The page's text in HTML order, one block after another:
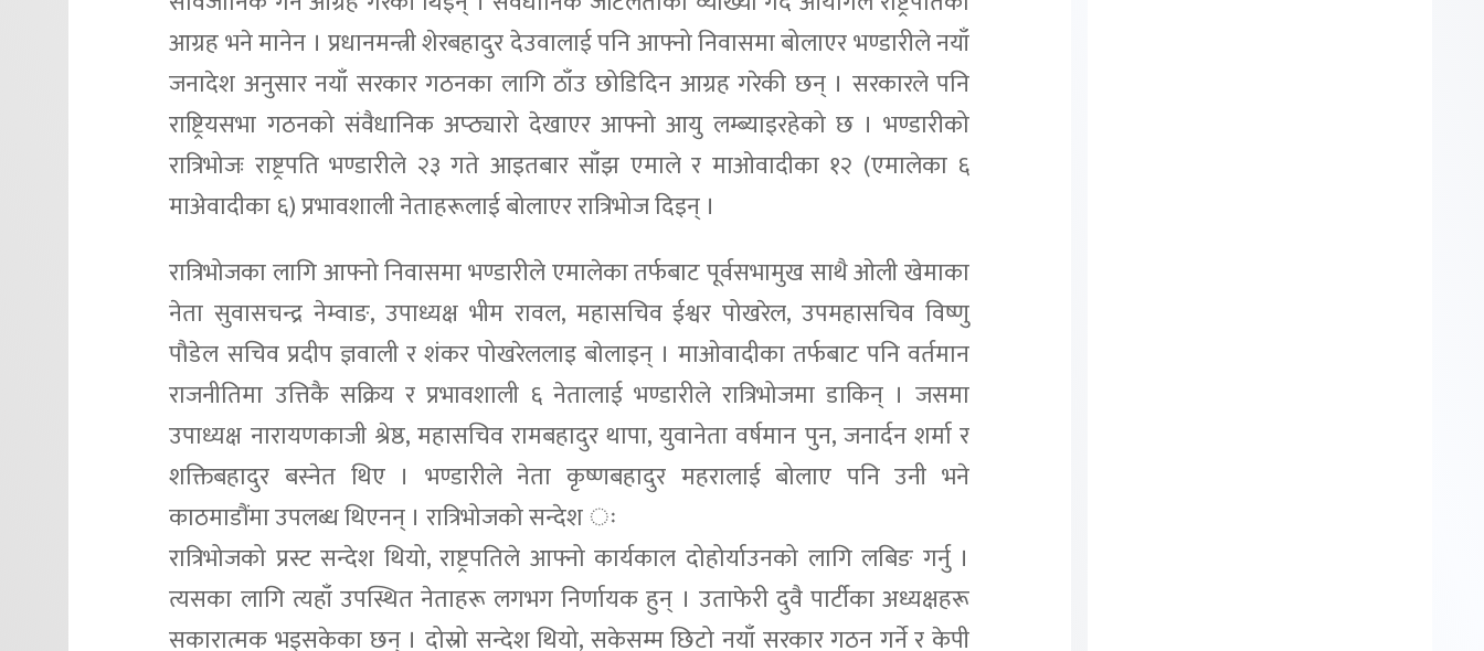
आग्रह भने मानेन । प्रधानमन्त्री शेरबहादुर देउवालाई पनि आफ्नो निवासमा बोलाएर भण्डारीले नयाँ
जनादेश अनुसार नयाँ सरकार गठनका लागि ठाँउ छोडिदिन आग्रह गरेकी छन् । सरकारले पनि
राष्ट्रियसभा गठनको संवैधानिक अप्ठ्यारो देखाएर आफ्नो आयु लम्ब्याइरहेको छ । भण्डारीको
रात्रिभोजः राष्ट्रपति भण्डारीले २३ गते आइतबार साँझ एमाले र माओवादीका १२ (एमालेका ६
माअ‍ेवादीका ६) प्रभावशाली नेताहरूलाई बोलाएर रात्रिभोज दिइन् ।
रात्रिभोजका लागि आफ्नो निवासमा भण्डारीले एमालेका तर्फबाट पूर्वसभामुख साथै ओली खेमाका
नेता सुवासचन्द्र नेम्वाङ, उपाध्यक्ष भीम रावल, महासचिव ईश्वर पोखरेल, उपमहासचिव विष्णु
पौडेल सचिव प्रदीप ज्ञवाली र शंकर पोखरेललाइ बाेलाइन् । माओवादीका तर्फबाट पनि वर्तमान
राजनीतिमा उत्तिकै सक्रिय र प्रभावशाली ६ नेतालाई भण्डारीले रात्रिभोजमा डाकिन् । जसमा
उपाध्यक्ष नारायणकाजी श्रेष्ठ, महासचिव रामबहादुर थापा, युवानेता वर्षमान पुन, जनार्दन शर्मा र
शक्तिबहादुर बस्नेत थिए । भण्डारीले नेता कृष्णबहादुर महरालाई बोलाए पनि उनी भने
काठमाडौंमा उपलब्ध थिएनन् । रात्रिभोजको सन्देश ः
रात्रिभोजको प्रस्ट सन्देश थियो, राष्ट्रपतिले आफ्नो कार्यकाल दोहोर्याउनको लागि लबिङ गर्नु ।
त्यसका लागि त्यहाँ उपस्थित नेताहरू लगभग निर्णायक हुन् । उताफेरी दुवै पार्टीका अध्यक्षहरू
सकारात्मक भइसकेका छन् । दोस्रो सन्देश थियो, सकेसम्म छिटो नयाँ सरकार गठन गर्ने र केपी